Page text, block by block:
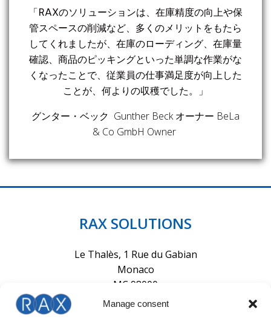
Manage consent
「RAXのソリューションは、在庫精度の向上や保
管スペースの削減など、多くのメリットをもたら
してくれましたが、在庫のローディング、在庫量
確認、商品のピッキングといった単調な作業がな
くなったことで、従業員の仕事満足度が向上した
ことが、何よりの収穫でした。」
グンター・ベック Gunther Beckオーナー BeLa
& Co GmbH Owner
RAX SOLUTIONS
Le Thalès, 1 Rue du Gabian
Monaco
MC 98000